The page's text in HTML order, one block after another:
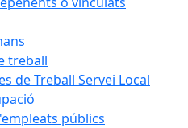
treball
de Treball Servei Local
públics